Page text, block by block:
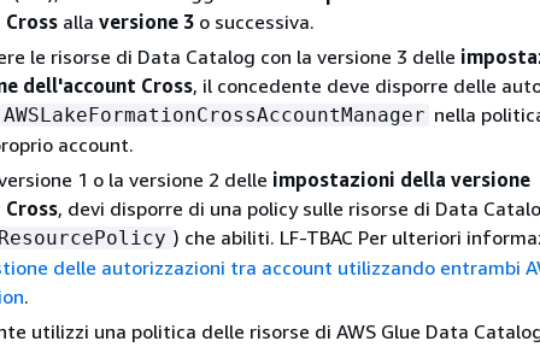
alla versione 3 o successiva.
le risorse di Data Catalog con la versione 3 delle
dell'account Cross, il concedente deve disporre delle
AWSLakeFormationCrossAccountManager nella
account.
1 o la versione 2 delle impostazioni della versione
, devi disporre di una policy sulle risorse di Data
) che abiliti. LF-TBAC Per ulteriori
delle autorizzazioni tra account utilizzando entrambi
.
utilizzi una politica delle risorse di AWS Glue Data